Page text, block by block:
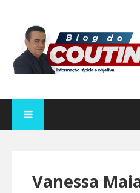
Vanessa